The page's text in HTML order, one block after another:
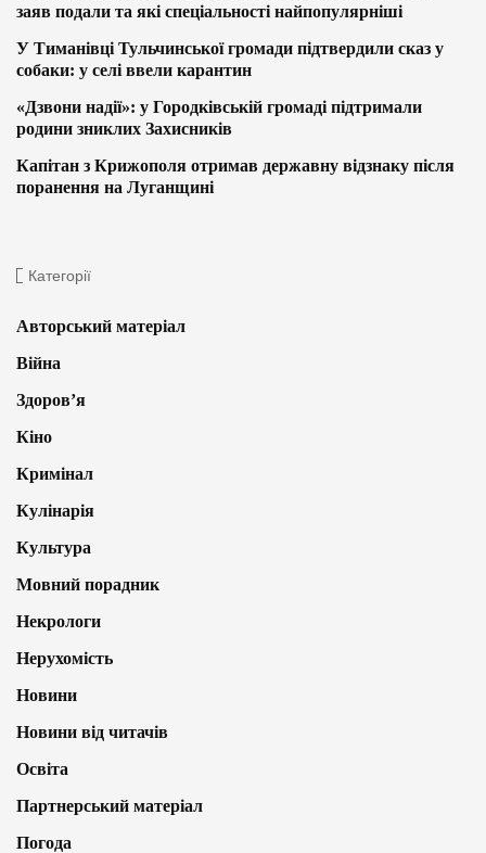
заяв подали та які спеціальності найпопулярніші
У Тиманівці Тульчинської громади підтвердили сказ у
собаки: у селі ввели карантин
«Дзвони надії»: у Городківській громаді підтримали
родини зниклих Захисників
Капітан з Крижополя отримав державну відзнаку після
поранення на Луганщині
Категорії
Авторський матеріал
Війна
Здоров’я
Кіно
Кримінал
Кулінарія
Культура
Мовний порадник
Некрологи
Нерухомість
Новини
Новини від читачів
Освіта
Партнерський матеріал
Погода